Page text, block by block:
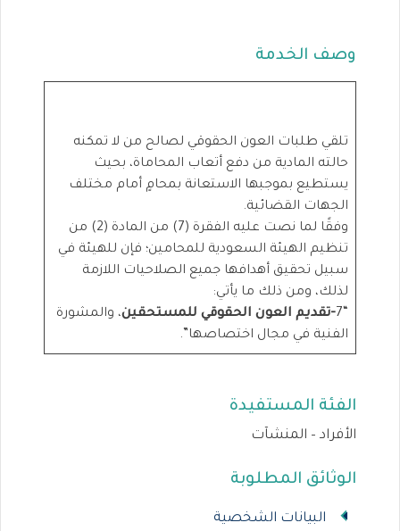
وصف الخدمة
تلقي طلبات العون الحقوقي لصالح من لا تمكنه
حالته المادية من دفع أتعاب المحاماة، بحيث
يستطيع بموجبها الاستعانة بمحامٍ أمام مختلف
الجهات القضائية.
وفقًا لما نصت عليه الفقرة (7) من المادة (2) من
تنظيم الهيئة السعودية للمحامين؛ فإن للهيئة في
سبيل تحقيق أهدافها جميع الصلاحيات اللازمة
لذلك، ومن ذلك ما يأتي:
-تقديم العون الحقوقي للمستحقين، والمشورة
الفنية في مجال اختصاصها”.
الفئة المستفيدة
الأفراد – المنشآت
الوثائق المطلوبة
البيانات الشخصية